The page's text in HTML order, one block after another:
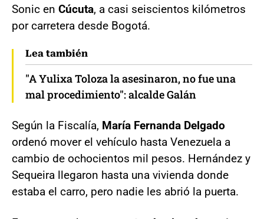
Sonic en Cúcuta, a casi seiscientos kilómetros
por carretera desde Bogotá.
Lea también
"A Yulixa Toloza la asesinaron, no fue una
mal procedimiento": alcalde Galán
Según la Fiscalía, María Fernanda Delgado
ordenó mover el vehículo hasta Venezuela a
cambio de ochocientos mil pesos. Hernández y
Sequeira llegaron hasta una vivienda donde
estaba el carro, pero nadie les abrió la puerta.